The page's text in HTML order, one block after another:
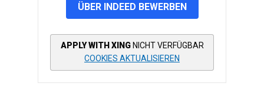
ÜBER INDEED BEWERBEN
APPLY WITH XING NICHT VERFÜGBAR
COOKIES AKTUALISIEREN